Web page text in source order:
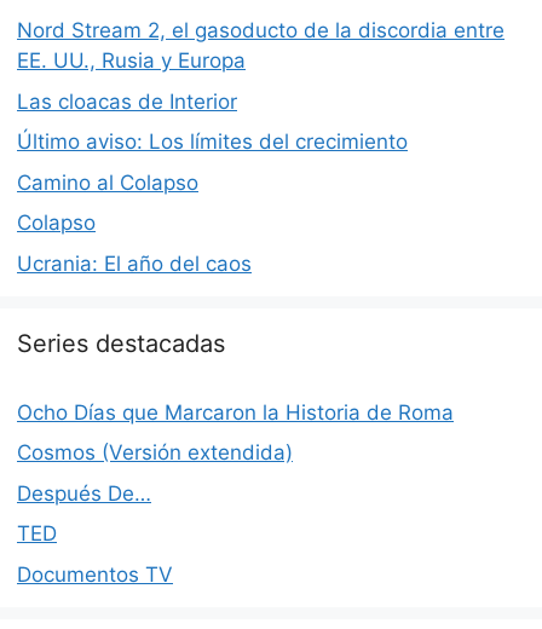
Nord Stream 2, el gasoducto de la discordia entre
EE. UU., Rusia y Europa
Las cloacas de Interior
Último aviso: Los límites del crecimiento
Camino al Colapso
Colapso
Ucrania: El año del caos
Series destacadas
Ocho Días que Marcaron la Historia de Roma
Cosmos (Versión extendida)
Después De…
TED
Documentos TV